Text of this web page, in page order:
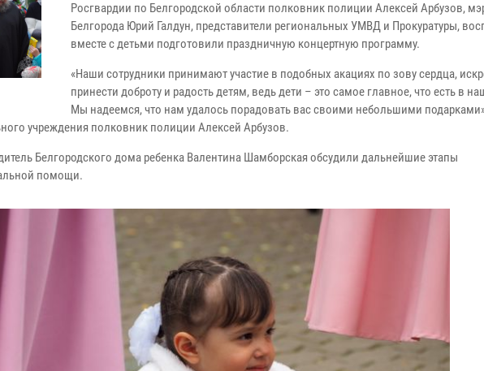
Росгвардии по Белгородской области полковник полиции Алексей Арбузов,
Белгорода Юрий Галдун, представители региональных УМВД и Прокуратуры,
вместе с детьми подготовили праздничную концертную программу.
«Наши сотрудники принимают участие в подобных акациях по зову сердца,
принести доброту и радость детям, ведь дети – это самое главное, что есть в
Мы надеемся, что нам удалось порадовать вас своими небольшими
учреждения полковник полиции Алексей Арбузов.
Белгородского дома ребенка Валентина Шамборская обсудили дальнейшие этапы
помощи.